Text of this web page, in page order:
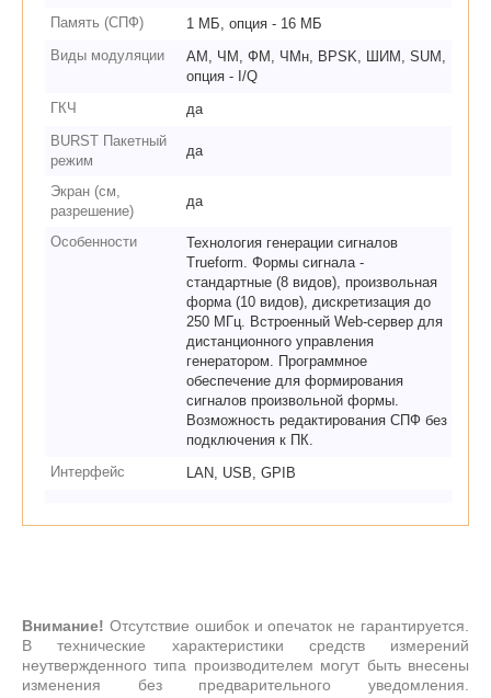
Память (СПФ)
1 МБ, опция - 16 МБ
Виды модуляции
AM, ЧМ, ФМ, ЧМн, BPSK, ШИМ, SUM,
опция - I/Q
ГКЧ
да
BURST Пакетный
режим
да
Экран (см,
разрешение)
да
Особенности
Технология генерации сигналов
Trueform. Формы сигнала -
стандартные (8 видов), произвольная
форма (10 видов), дискретизация до
250 МГц. Встроенный Web-сервер для
дистанционного управления
генератором. Программное
обеспечение для формирования
сигналов произвольной формы.
Возможность редактирования СПФ без
подключения к ПК.
Интерфейс
LAN, USB, GPIB
Внимание! Отсутствие ошибок и опечаток не гарантируется.
В технические характеристики средств измерений
неутвержденного типа производителем могут быть внесены
изменения без предварительного уведомления.